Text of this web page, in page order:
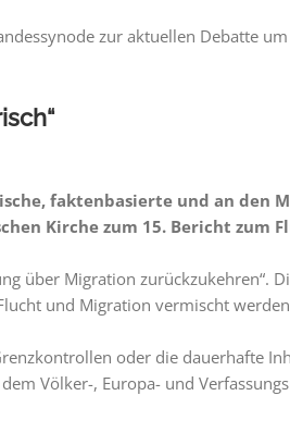
zur aktuellen Debatte
faktenbasierte und an den
Kirche zum 15. Bericht zum
über Migration zurückzukehren“.
und Migration vermischt
oder die dauerhafte
Völker-, Europa- und